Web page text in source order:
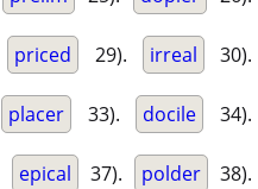
priced 29). irreal 30).
placer 33). docile 34).
epical 37). polder 38).